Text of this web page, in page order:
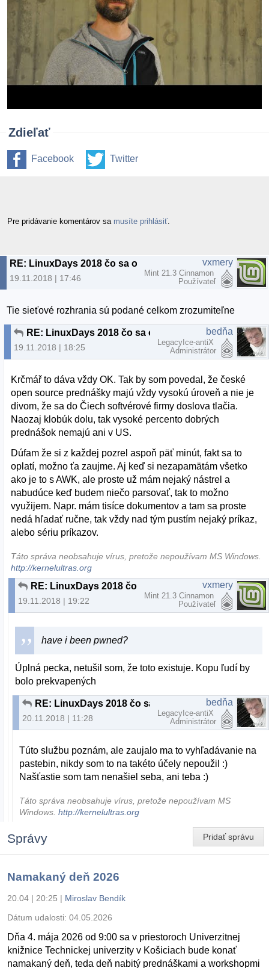
Zdieľať
Facebook Twitter
Pre pridávanie komentárov sa musíte prihlásiť
19.11.2018 | 17:46
vxmery
Mint 21.3 Cinnamon
Používateľ
Tie sieťové rozhrania sú podané celkom zrozumiteľne
19.11.2018 | 18:25
bedňa
LegacyIce-antiX
Administrátor
Krčmář to dáva vždy OK. Tak by som povedal, že české
open source prednášky majú vždy vysokú úroveň a nie je
divom, že sa do Čiech softvérové firmy doslova tlačia.
Naozaj klobúk dolu, tak vysoké percento dobrých
prednášok nemajú ani v US.
Dúfam že si z každej pozrel aspoň päť minút, fakt sa to
oplatí, možno ťa zaujme. Aj keď si nezapamätám všetko
ako je to s AWK, ale proste už mám nejaký nástrel a
nabudúce keď budem niečo parsovať, tak to možno
využijem. Napr. mám tisíce dokumentov a tam sa proste
nedá hľadať ručne, tak vždy nad tým pustím nejaký príkaz,
alebo sériu príkazov.
Táto správa neobsahuje vírus, pretože nepoužívam MS Windows.
http://kernelultras.org
19.11.2018 | 19:22
vxmery
Mint 21.3 Cinnamon
Používateľ
have i been pwned?
Úplná pecka, netušil som, že toto existuje. Kopu ľudí by
bolo prekvapených
20.11.2018 | 11:28
bedňa
LegacyIce-antiX
Administrátor
Túto službu poznám, ale zaujalo ma to vyhľadávanie na
pastebin, nikdy som to na takéto účely nepoužil :)
Našťastie som tam nenašiel seba, ani teba :)
Táto správa neobsahuje vírus, pretože nepoužívam MS
Windows.http://kernelultras.org
Pridať správu
Správy
Namakaný deň 2026
20.04 | 20:25 | Miroslav Bendík
Dátum udalosti: 04.05.2026
Dňa 4. mája 2026 od 9:00 sa v priestoroch Univerzitnej
knižnice Technickej univerzity v Košiciach bude konať
namakaný deň, teda deň nabitý prednáškami a workshopmi